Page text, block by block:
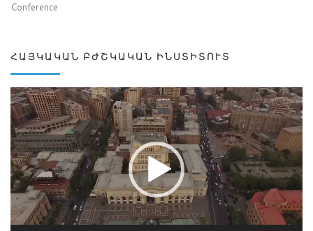
Conference
ՀԱՅԿԱԿԱՆ ԲԺՇԿԱԿԱՆ ԻՆՍՏԻՏՈՒՏ
Video
Player